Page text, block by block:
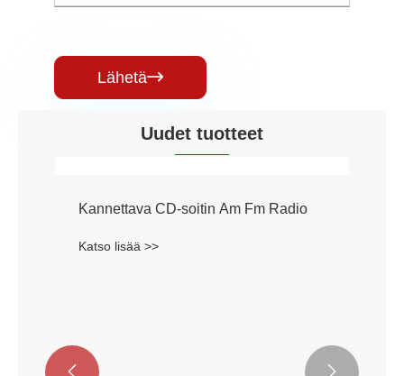
Lähetä
Uudet tuotteet
 